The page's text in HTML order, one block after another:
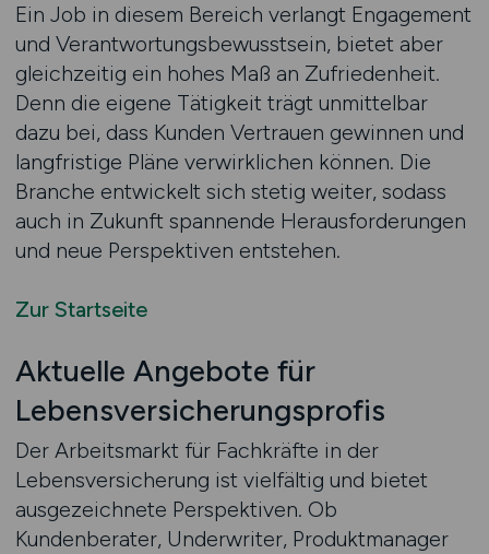
Ein Job in diesem Bereich verlangt Engagement
und Verantwortungsbewusstsein, bietet aber
gleichzeitig ein hohes Maß an Zufriedenheit.
Denn die eigene Tätigkeit trägt unmittelbar
dazu bei, dass Kunden Vertrauen gewinnen und
langfristige Pläne verwirklichen können. Die
Branche entwickelt sich stetig weiter, sodass
auch in Zukunft spannende Herausforderungen
und neue Perspektiven entstehen.
Zur Startseite
Aktuelle Angebote für
Lebensversicherungsprofis
Der Arbeitsmarkt für Fachkräfte in der
Lebensversicherung ist vielfältig und bietet
ausgezeichnete Perspektiven. Ob
Kundenberater, Underwriter, Produktmanager